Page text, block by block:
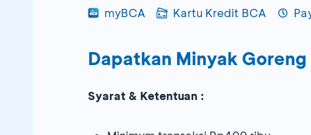
myBCA Kartu Kredit BCA
Dapatkan Minyak Goreng
Syarat & Ketentuan :